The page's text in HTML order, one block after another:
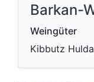
Barkan-
Weingüter
Kibbutz Hulda